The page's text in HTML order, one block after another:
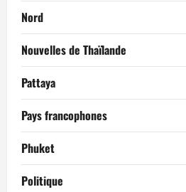
Nord
Nouvelles de Thaïlande
Pattaya
Pays francophones
Phuket
Politique